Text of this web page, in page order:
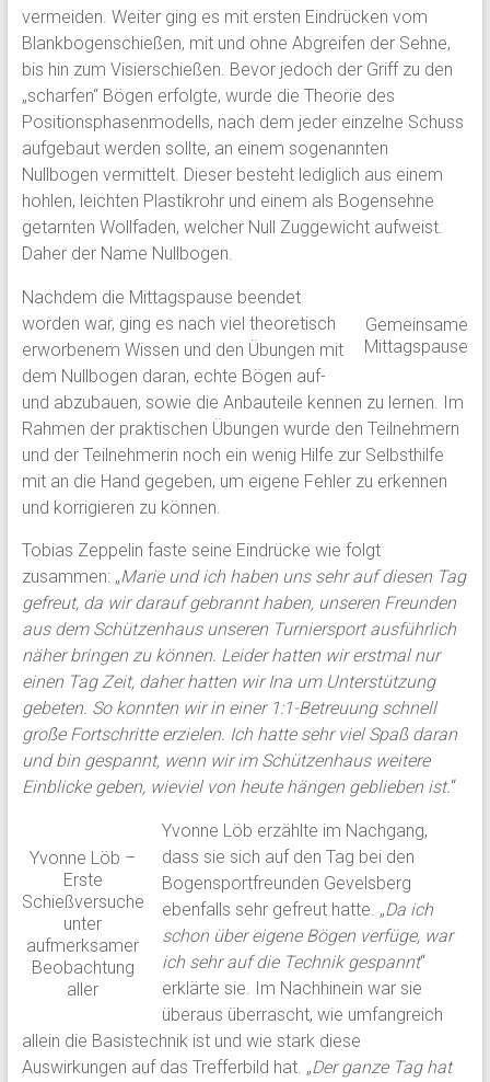
vermeiden. Weiter ging es mit ersten Eindrücken vom
Blankbogenschießen, mit und ohne Abgreifen der Sehne,
bis hin zum Visierschießen. Bevor jedoch der Griff zu den
„scharfen“ Bögen erfolgte, wurde die Theorie des
Positionsphasenmodells, nach dem jeder einzelne Schuss
aufgebaut werden sollte, an einem sogenannten
Nullbogen vermittelt. Dieser besteht lediglich aus einem
hohlen, leichten Plastikrohr und einem als Bogensehne
getarnten Wollfaden, welcher Null Zuggewicht aufweist.
Daher der Name Nullbogen.
Gemeinsame
Mittagspause
Nachdem die Mittagspause beendet
worden war, ging es nach viel theoretisch
erworbenem Wissen und den Übungen mit
dem Nullbogen daran, echte Bögen auf-
und abzubauen, sowie die Anbauteile kennen zu lernen. Im
Rahmen der praktischen Übungen wurde den Teilnehmern
und der Teilnehmerin noch ein wenig Hilfe zur Selbsthilfe
mit an die Hand gegeben, um eigene Fehler zu erkennen
und korrigieren zu können.
Tobias Zeppelin faste seine Eindrücke wie folgt
zusammen: „Marie und ich haben uns sehr auf diesen Tag
gefreut, da wir darauf gebrannt haben, unseren Freunden
aus dem Schützenhaus unseren Turniersport ausführlich
näher bringen zu können. Leider hatten wir erstmal nur
einen Tag Zeit, daher hatten wir Ina um Unterstützung
gebeten. So konnten wir in einer 1:1-Betreuung schnell
große Fortschritte erzielen. Ich hatte sehr viel Spaß daran
und bin gespannt, wenn wir im Schützenhaus weitere
Einblicke geben, wieviel von heute hängen geblieben ist.“
Yvonne Löb –
Erste
Schießversuche
unter
aufmerksamer
Beobachtung
aller
Yvonne Löb erzählte im Nachgang,
dass sie sich auf den Tag bei den
Bogensportfreunden Gevelsberg
ebenfalls sehr gefreut hatte. „Da ich
schon über eigene Bögen verfüge, war
ich sehr auf die Technik gespannt“
erklärte sie. Im Nachhinein war sie
überaus überrascht, wie umfangreich
allein die Basistechnik ist und wie stark diese
Auswirkungen auf das Trefferbild hat. „Der ganze Tag hat